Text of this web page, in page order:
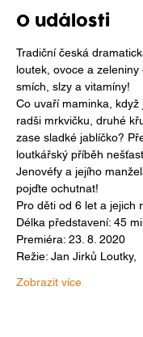
O události
Tradiční česká
loutek, ovoce a zeleniny
smích, slzy a vitamíny!
Co uvaří maminka, když
radši mrkvičku, druhé
zase sladké jablíčko?
loutkářský příběh
Jenovéfy a jejího
pojďte ochutnat!
Pro děti od 6 let a jejich
Délka představení: 45
Premiéra: 23. 8. 2020
Režie: Jan Jirků Loutky,
Zobrazit více